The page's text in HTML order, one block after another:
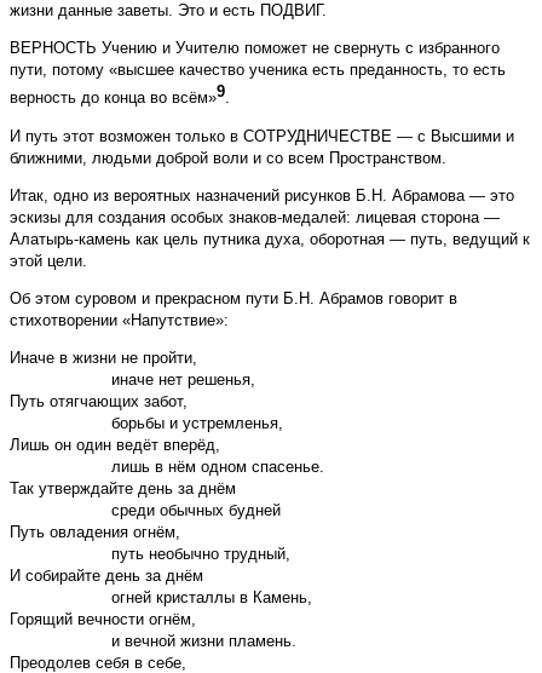
жизни данные заветы. Это и есть ПОДВИГ.
ВЕРНОСТЬ Учению и Учителю поможет не свернуть с избранного
пути, потому «высшее качество ученика есть преданность, то есть
верность до конца во всём»9.
И путь этот возможен только в СОТРУДНИЧЕСТВЕ — с Высшими и
ближними, людьми доброй воли и со всем Пространством.
Итак, одно из вероятных назначений рисунков Б.Н. Абрамова — это
эскизы для создания особых знаков-медалей: лицевая сторона —
Алатырь-камень как цель путника духа, оборотная — путь, ведущий к
этой цели.
Об этом суровом и прекрасном пути Б.Н. Абрамов говорит в
стихотворении «Напутствие»:
Иначе в жизни не пройти,
иначе нет решенья,
Путь отягчающих забот,
борьбы и устремленья,
Лишь он один ведёт вперёд,
лишь в нём одном спасенье.
Так утверждайте день за днём
среди обычных будней
Путь овладения огнём,
путь необычно трудный,
И собирайте день за днём
огней кристаллы в Камень,
Горящий вечности огнём,
и вечной жизни пламень.
Преодолев себя в себе,